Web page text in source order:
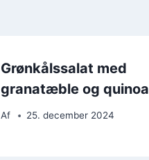
Grønkålssalat med
granatæble og quinoa
Af 25. december 2024